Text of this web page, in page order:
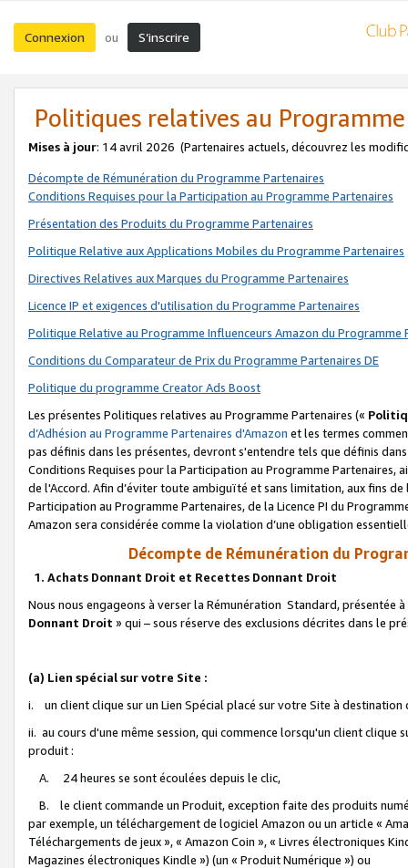
Connexion ou S’inscrire
Politiques relatives au
Mises à jour: 14 avril 2026 (Partenaires actuels, découvrez les
Décompte de Rémunération du Programme Partenaires
Conditions Requises pour la Participation au Programme Partenaires
Présentation des Produits du Programme Partenaires
Politique Relative aux Applications Mobiles du Programme Partenaires
Directives Relatives aux Marques du Programme Partenaires
Licence IP et exigences d'utilisation du Programme Partenaires
Politique Relative au Programme Influenceurs Amazon du Programme
Conditions du Comparateur de Prix du Programme Partenaires DE
Politique du programme Creator Ads Boost
Les présentes Politiques relatives au Programme Partenaires («
d’Adhésion au Programme Partenaires d'Amazon et les termes
pas définis dans les présentes, devront s'entendre tels que définis
Conditions Requises pour la Participation au Programme Partenaires,
de l'Accord. Afin d’éviter toute ambiguïté et sans limitation, aux fins
Participation au Programme Partenaires, de la Licence PI du
Amazon sera considérée comme la violation d’une obligation
Décompte de Rémunération du
1. Achats Donnant Droit et Recettes Donnant Droit
Nous nous engageons à verser la Rémunération Standard, présentée
Donnant Droit » qui – sous réserve des exclusions décrites dans le
(a) Lien spécial sur votre Site :
i. un client clique sur un Lien Spécial placé sur votre Site à destination
ii. au cours d'une même session, qui commence lorsqu'un client
produit :
A. 24 heures se sont écoulées depuis le clic,
B. le client commande un Produit, exception faite des produits
par exemple, un téléchargement de logiciel Amazon ou un article «
Téléchargements de jeux », « Amazon Coin », « Livres électroniques
Magazines électroniques Kindle ») (un « Produit Numérique ») ou